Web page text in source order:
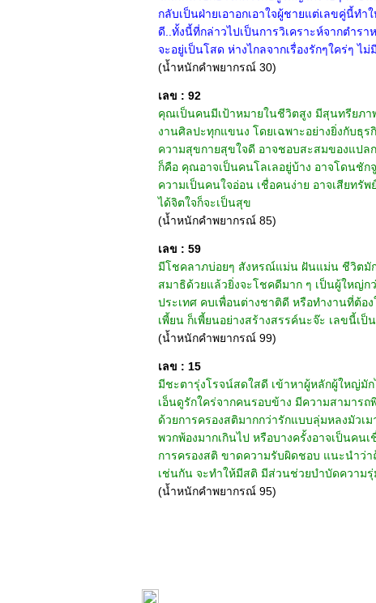
กลับเป็นฝ่ายเอาอกเอาใจผู้ชายแต่เลขคู่นี้ท
ดี..ทั้งนี้ที่กล่าวไปเป็นการวิเคราะห์จากตำร
จะอยู่เป็นโสด ห่างไกลจากเรื่องรักๆใคร่ๆ
(น้ำหนักคำพยากรณ์ 30)
เลข : 92
คุณเป็นคนมีเป้าหมายในชีวิตสูง มีสุนทรียภา
งานศิลปะทุกแขนง โดยเฉพาะอย่างยิ่งกับธุ
ความสุขกายสุขใจดี อาจชอบสะสมของแปลก
ก็คือ คุณอาจเป็นคนโลเลอยู่บ้าง อาจโดนชัก
ความเป็นคนใจอ่อน เชื่อคนง่าย อาจเสียทรั
ได้จิตใจก็จะเป็นสุข
(น้ำหนักคำพยากรณ์ 85)
เลข : 59
มีโชคลาภบ่อยๆ สังหรณ์แม่น ฝันแม่น ชีวิตมัก
สมาธิด้วยแล้วยิ่งจะโชคดีมาก ๆ เป็นผู้ใหญ่ก
ประเทศ คบเพื่อนต่างชาติดี หรือทำงานที่ต้อ
เพี้ยน ก็เพี้ยนอย่างสร้างสรรค์นะจ๊ะ เลขนี้เ
(น้ำหนักคำพยากรณ์ 99)
เลข : 15
มีชะตารุ่งโรจน์สดใสดี เข้าหาผู้หลักผู้ใหญ่มั
เอ็นดูรักใคร่จากคนรอบข้าง มีความสามาร
ด้วยการครองสติมากกว่ารักแบบลุ่มหลงมัวเ
พวกพ้องมากเกินไป หรือบางครั้งอาจเป็นค
การครองสติ ขาดความรับผิดชอบ แนะนำว่
เช่นกัน จะทำให้มีสติ มีส่วนช่วยบำบัดความรุ่
(น้ำหนักคำพยากรณ์ 95)